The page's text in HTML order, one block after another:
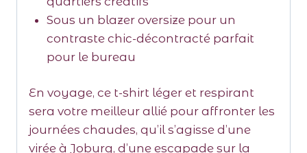
Sous un blazer oversize pour un
contraste chic-décontracté parfait
pour le bureau
En voyage, ce t-shirt léger et respirant
sera votre meilleur allié pour affronter les
journées chaudes, qu’il s’agisse d’une
virée à Joburg, d’une escapade sur la